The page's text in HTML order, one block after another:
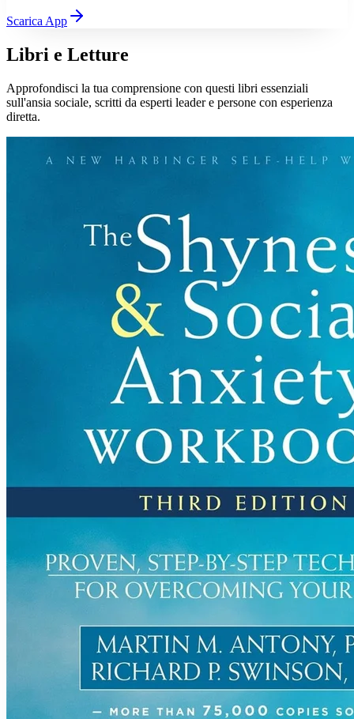
Scarica App
Libri e Letture
Approfondisci la tua comprensione con questi libri essenziali
sull'ansia sociale, scritti da esperti leader e persone con esperienza
diretta.